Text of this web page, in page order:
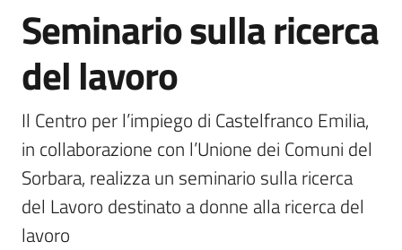
Amministrazione
Novità
Menu selezionato
Servizi
Vivere
l'Unione
Salta al contenuto
Seminario sulla ricerca
del lavoro
Il Centro per l’impiego di Castelfranco Emilia,
in collaborazione con l’Unione dei Comuni del
Sorbara, realizza un seminario sulla ricerca
del Lavoro destinato a donne alla ricerca del
lavoro